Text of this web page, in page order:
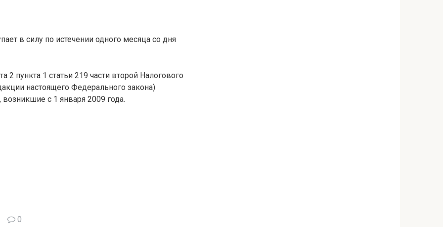
в силу по истечении одного месяца со дня
2 пункта 1 статьи 219 части второй Налогового
настоящего Федерального закона)
с 1 января 2009 года.
0